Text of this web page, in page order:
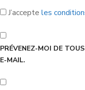
J’accepte les
PRÉVENEZ-MOI DE
E-MAIL.